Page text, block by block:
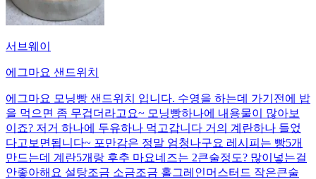
서브웨이
에그마요 샌드위치
에그마요 모닝빵 샌드위치 입니다. 수영을 하는데 가기전에 밥
을 먹으면 좀 무겁더라고요~ 모닝빵하나에 내용물이 많아보
이죠? 저거 하나에 두유하나 먹고갑니다 거의 계란하나 들었
다고보면됩니다~ 포만감은 정말 엄청나구요 레시피는 빵5개
만드는데 계란5개랑 후추 마요네즈는 2큰술정도? 많이넣는걸
안좋아해요 설탕조금 소금조금 홀그레인머스터드 작은큰술